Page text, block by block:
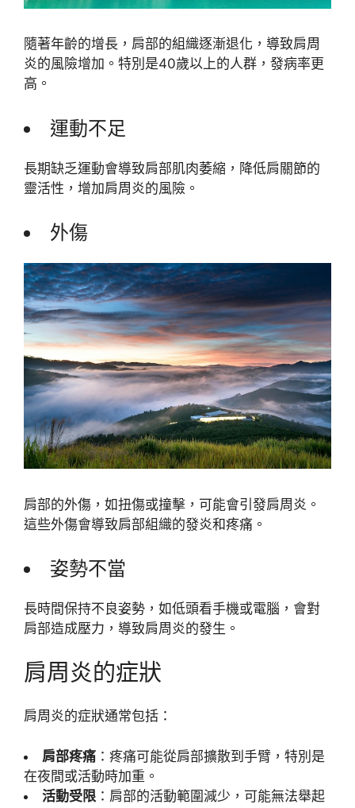
隨著年齡的增長，肩部的組織逐漸退化，導致肩周
炎的風險增加。特別是40歲以上的人群，發病率更
高。
運動不足
長期缺乏運動會導致肩部肌肉萎縮，降低肩關節的
靈活性，增加肩周炎的風險。
外傷
肩部的外傷，如扭傷或撞擊，可能會引發肩周炎。
這些外傷會導致肩部組織的發炎和疼痛。
姿勢不當
長時間保持不良姿勢，如低頭看手機或電腦，會對
肩部造成壓力，導致肩周炎的發生。
肩周炎的症狀
肩周炎的症狀通常包括：
肩部疼痛 ：疼痛可能從肩部擴散到手臂，特別是
在夜間或活動時加重。
活動受限 ：肩部的活動範圍減少，可能無法舉起